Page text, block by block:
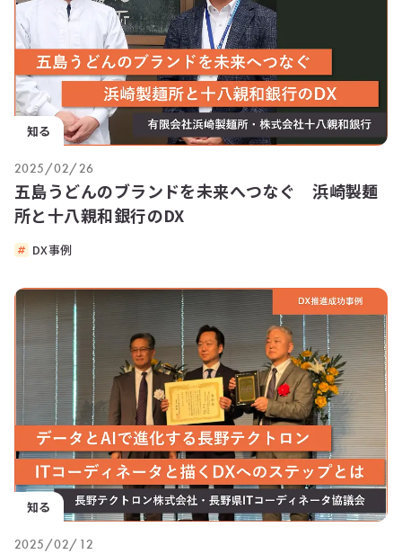
知る
2025/02/26
五島うどんのブランドを未来へつなぐ 浜崎製麺
所と十八親和銀行のDX
DX事例
知る
2025/02/12